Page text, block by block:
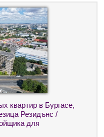
квартир в Бургасе,
Резидънс /
для